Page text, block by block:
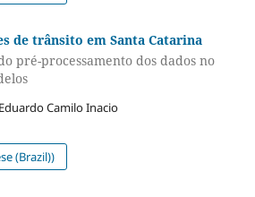
de trânsito em Santa Catarina
pré-processamento dos dados no
Camilo Inacio
(Brazil))